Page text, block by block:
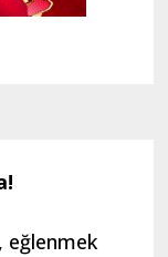
eğlenmek